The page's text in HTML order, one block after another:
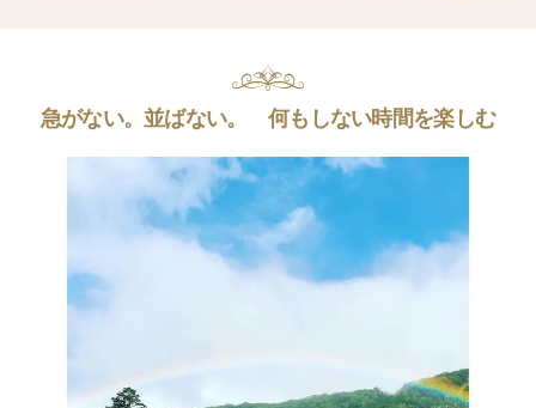
急がない。並ばない。 何もしない時間を楽しむ